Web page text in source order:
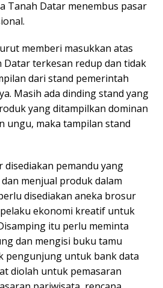
Tanah Datar menembus pasar
memberi masukkan atas
terkesan redup dan tidak
dari stand pemerintah
Masih ada dinding stand yang
yang ditampilkan dominan
ungu, maka tampilan stand
disediakan pemandu yang
menjual produk dalam
disediakan aneka brosur
ekonomi kreatif untuk
itu perlu meminta
dan mengisi buku tamu
pengunjung untuk bank data
diolah untuk pemasaran